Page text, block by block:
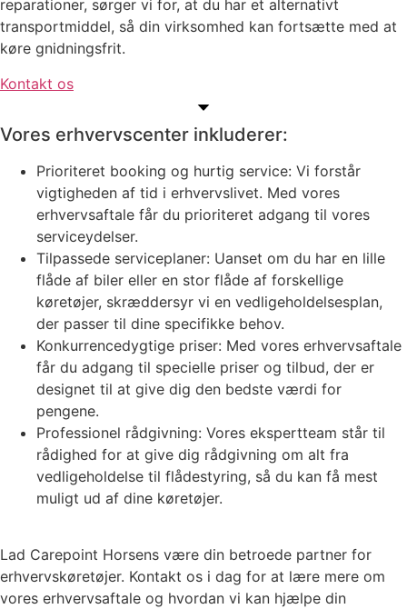
reparationer, sørger vi for, at du har et alternativt
transportmiddel, så din virksomhed kan fortsætte med at
køre gnidningsfrit.
Kontakt os
Vores erhvervscenter inkluderer:
Prioriteret booking og hurtig service: Vi forstår
vigtigheden af tid i erhvervslivet. Med vores
erhvervsaftale får du prioriteret adgang til vores
serviceydelser.
Tilpassede serviceplaner: Uanset om du har en lille
flåde af biler eller en stor flåde af forskellige
køretøjer, skræddersyr vi en vedligeholdelsesplan,
der passer til dine specifikke behov.
Konkurrencedygtige priser: Med vores erhvervsaftale
får du adgang til specielle priser og tilbud, der er
designet til at give dig den bedste værdi for
pengene.
Professionel rådgivning: Vores ekspertteam står til
rådighed for at give dig rådgivning om alt fra
vedligeholdelse til flådestyring, så du kan få mest
muligt ud af dine køretøjer.
Lad Carepoint Horsens være din betroede partner for
erhvervskøretøjer. Kontakt os i dag for at lære mere om
vores erhvervsaftale og hvordan vi kan hjælpe din